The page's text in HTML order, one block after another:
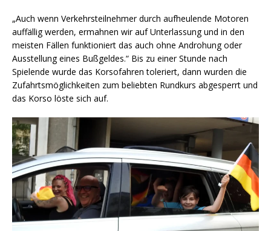
„Auch wenn Verkehrsteilnehmer durch aufheulende Motoren
auffällig werden, ermahnen wir auf Unterlassung und in den
meisten Fällen funktioniert das auch ohne Androhung oder
Ausstellung eines Bußgeldes.“ Bis zu einer Stunde nach
Spielende wurde das Korsofahren toleriert, dann wurden die
Zufahrtsmöglichkeiten zum beliebten Rundkurs abgesperrt und
das Korso löste sich auf.